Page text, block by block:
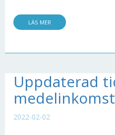
LÄS MER
Uppdaterad
medelinkomst
2022-02-02